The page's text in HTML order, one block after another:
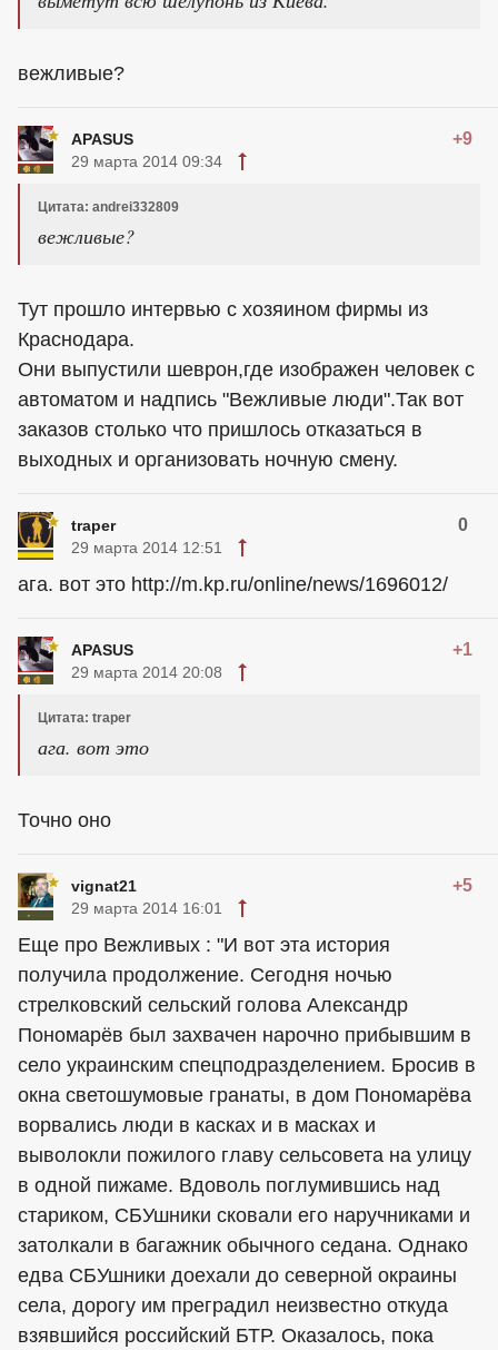
вежливые?
APASUS +9
29 марта 2014 09:34
Цитата: andrei332809
вежливые?
Тут прошло интервью с хозяином фирмы из
Краснодара.
Они выпустили шеврон,где изображен человек с
автоматом и надпись "Вежливые люди".Так вот
заказов столько что пришлось отказаться в
выходных и организовать ночную смену.
traper 0
29 марта 2014 12:51
ага. вот это http://m.kp.ru/online/news/1696012/
APASUS +1
29 марта 2014 20:08
Цитата: traper
ага. вот это
Точно оно
vignat21 +5
29 марта 2014 16:01
Еще про Вежливых : "И вот эта история
получила продолжение. Сегодня ночью
стрелковский сельский голова Александр
Пономарёв был захвачен нарочно прибывшим в
село украинским спецподразделением. Бросив в
окна светошумовые гранаты, в дом Пономарёва
ворвались люди в касках и в масках и
выволокли пожилого главу сельсовета на улицу
в одной пижаме. Вдоволь поглумившись над
стариком, СБУшники сковали его наручниками и
затолкали в багажник обычного седана. Однако
едва СБУшники доехали до северной окраины
села, дорогу им преградил неизвестно откуда
взявшийся российский БТР. Оказалось, пока